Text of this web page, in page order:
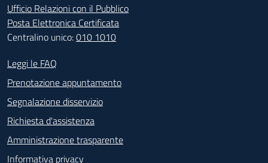
Ufficio Relazioni con il Pubblico
Posta Elettronica Certificata
Centralino unico:010 1010
Footer - Contatti
Leggi le FAQ
Prenotazione appuntamento
Segnalazione disservizio
Richiesta d'assistenza
Amministrazione trasparente
Informativa privacy